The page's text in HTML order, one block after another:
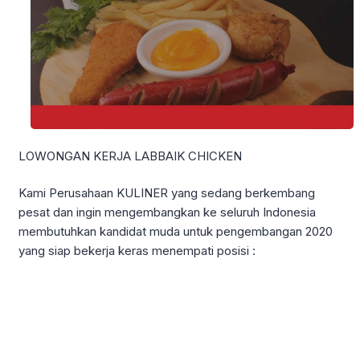
LOWONGAN KERJA LABBAIK CHICKEN
Kami Perusahaan KULINER yang sedang berkembang
pesat dan ingin mengembangkan ke seluruh Indonesia
membutuhkan kandidat muda untuk pengembangan 2020
yang siap bekerja keras menempati posisi :